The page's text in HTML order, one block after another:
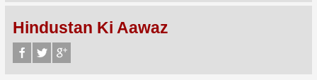
Hindustan Ki Aawaz